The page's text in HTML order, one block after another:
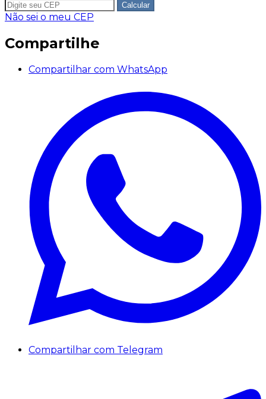
Calcular
Não sei o meu CEP
Compartilhe
Compartilhar com WhatsApp
Compartilhar com Telegram